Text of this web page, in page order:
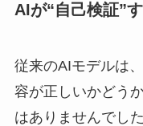
AIが“自己検証”
従来のAIモデルは
容が正しいかどう
はありませんでした